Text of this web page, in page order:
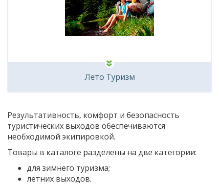
Лето Туризм
Результативность, комфорт и безопасность
туристических выходов обеспечиваются
необходимой экипировкой.
Товары в каталоге разделены на две категории:
для зимнего туризма;
летних выходов.